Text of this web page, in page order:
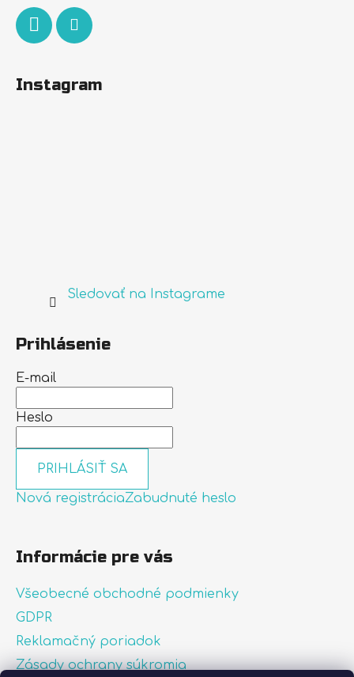
Instagram
Sledovať na Instagrame
Prihlásenie
E-mail
Heslo
PRIHLÁSIŤ SA
Nová registráciaZabudnuté heslo
Informácie pre vás
Všeobecné obchodné podmienky
GDPR
Reklamačný poriadok
Zásady ochrany súkromia